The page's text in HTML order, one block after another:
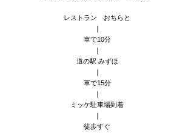
レストラン おちらと
｜
車で10分
｜
道の駅 みずほ
｜
車で15分
｜
ミッケ駐車場到着
｜
徒歩すぐ